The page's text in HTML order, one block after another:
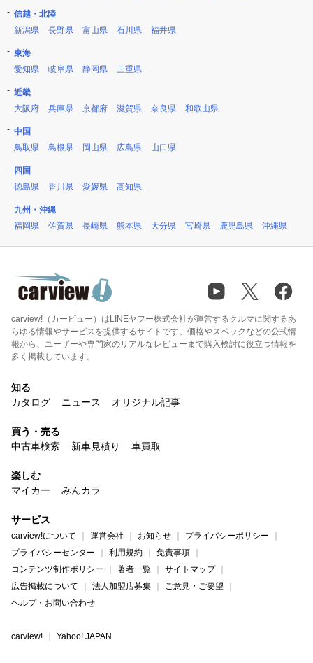
信越・北陸
新潟県
長野県 富山県 石川県 福井県
東海
愛知県
岐阜県 静岡県 三重県
近畿
大阪府
兵庫県 京都府 滋賀県 奈良県 和歌山県
中国
鳥取県
島根県 岡山県 広島県 山口県
四国
徳島県
香川県 愛媛県 高知県
九州・沖縄
福岡県
佐賀県 長崎県 熊本県 大分県 宮崎県 鹿児島県 沖縄県
carview!（カービュー）はLINEヤフー株式会社が運営するクルマに関するあ
らゆる情報やサービスを提供するサイトです。価格やスペックなどの公式情
報から、ユーザーや専門家のリアルなレビューまで購入検討に役立つ情報を
多く掲載しています。
知る
カタログ
ニュース オリジナル記事
買う・売る
中古車検索
新車見積り 車買取
楽しむ
マイカー
みんカラ
サービス
carview!について 運営会社 お知らせ
プライバシーポリシー
プライバシーセンター
利用規約
免責事項
コンテンツ制作ポリシー
著者一覧
サイトマップ
広告掲載について
法人加盟店募集
ご意見・ご要望
ヘルプ・お問い合わせ
carview! Yahoo! JAPAN